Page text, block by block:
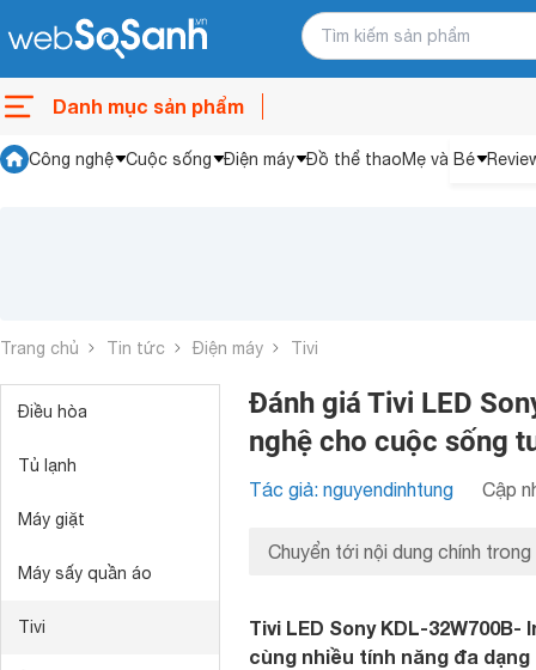
Danh mục sản phẩm
Công nghệ Cuộc sống Điện máy Đồ thể thaoMẹ và Bé
Trang chủ Tin tức Điện máy Tivi
Điều hòa
Tủ lạnh
Máy giặt
Máy sấy quần áo
Tivi
Đánh giá Tivi LED
nghệ cho cuộc sống
Tác giả: nguyendinhtung Cập
Chuyển tới nội dung chính trong
Tivi LED Sony KDL-
cùng nhiều tính năng đa